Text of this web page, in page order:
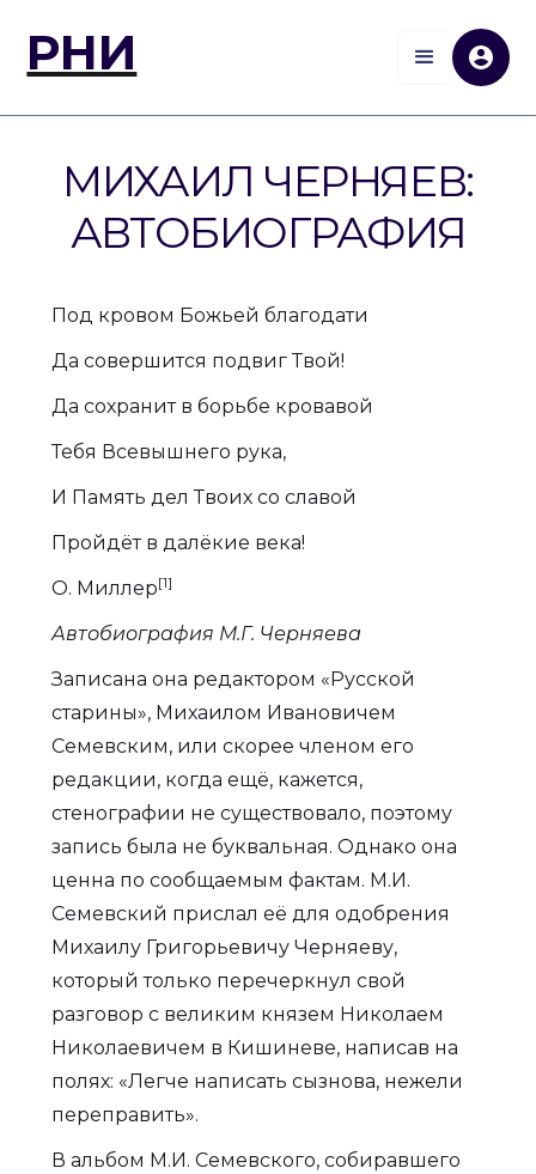
РНИ
МИХАИЛ ЧЕРНЯЕВ:
АВТОБИОГРАФИЯ
Под кровом Божьей благодати
Да совершится подвиг Твой!
Да сохранит в борьбе кровавой
Тебя Всевышнего рука,
И Память дел Твоих со славой
Пройдёт в далёкие века!
О. Миллер[1]
Автобиография М.Г. Черняева
Записана она редактором «Русской
старины», Михаилом Ивановичем
Семевским, или скорее членом его
редакции, когда ещё, кажется,
стенографии не существовало, поэтому
запись была не буквальная. Однако она
ценна по сообщаемым фактам. М.И.
Семевский прислал её для одобрения
Михаилу Григорьевичу Черняеву,
который только перечеркнул свой
разговор с великим князем Николаем
Николаевичем в Кишиневе, написав на
полях: «Легче написать сызнова, нежели
переправить».
В альбом М.И. Семевского, собиравшего